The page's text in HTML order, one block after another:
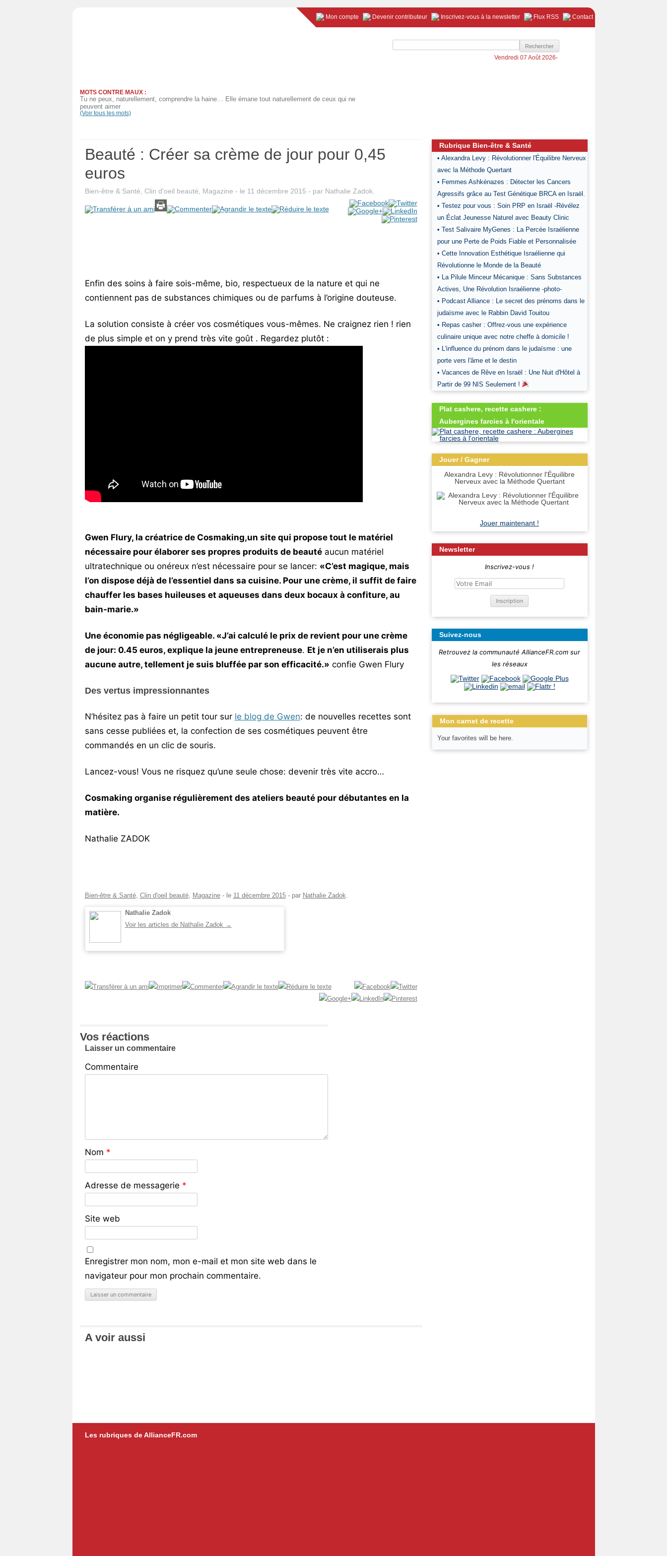
Mon compte Devenir contributeur Inscrivez-vous à la newsletter Flux RSS Contact
MOTS CONTRE MAUX :
Tu ne peux, naturellement, comprendre la haine… Elle émane tout naturellement de ceux qui ne
peuvent aimer
(Voir tous les mots)
Rechercher :
Vendredi 07 Août 2026-
Beauté : Créer sa crème de jour pour 0,45
euros
Bien-être & Santé Clin d'oeil beauté Magazine - le 11 décembre 2015 - par Nathalie Zadok.
Enfin des soins à faire sois-même, bio, respectueux de la nature et qui ne
contiennent pas de substances chimiques ou de parfums à l’origine douteuse.
La solution consiste à créer vos cosmétiques vous-mêmes. Ne craignez rien ! rien
de plus simple et on y prend très vite goût . Regardez plutôt :
Gwen Flury, la créatrice de Cosmaking,un site qui propose tout le matériel
nécessaire pour élaborer ses propres produits de beautéaucun matériel
ultratechnique ou onéreux n’est nécessaire pour se lancer: «C’est magique, mais
l’on dispose déjà de l’essentiel dans sa cuisine. Pour une crème, il suffit de faire
chauffer les bases huileuses et aqueuses dans deux bocaux à confiture, au
bain-marie.»
Une économie pas négligeable. «J’ai calculé le prix de revient pour une crème
de jour: 0.45 euros, explique la jeune entrepreneuse. Et je n’en utiliserais plus
aucune autre, tellement je suis bluffée par son efficacité.» confie Gwen Flury
Des vertus impressionnantes
N’hésitez pas à faire un petit tour sur le blog de Gwen: de nouvelles recettes sont
sans cesse publiées et, la confection de ses cosmétiques peuvent être
commandés en un clic de souris.
Lancez-vous! Vous ne risquez qu’une seule chose: devenir très vite accro…
Cosmaking organise régulièrement des ateliers beauté pour débutantes en la
matière.
Nathalie ZADOK
Bien-être & Santé, Clin d'oeil beauté, Magazine- le 11 décembre 2015- par Nathalie Zadok.
Nathalie Zadok
Voir les articles de Nathalie Zadok →
Vos réactions
Laisser un commentaire
Commentaire
Nom *
Adresse de messagerie *
Site web
Enregistrer mon nom, mon e-mail et mon site web dans le
navigateur pour mon prochain commentaire.
A voir aussi
Rubrique Bien-être & Santé
• Alexandra Levy : Révolutionner l'Équilibre Nerveux
avec la Méthode Quertant
• Femmes Ashkénazes : Détecter les Cancers
Agressifs grâce au Test Génétique BRCA en Israël.
• Testez pour vous : Soin PRP en Israël -Révélez
un Éclat Jeunesse Naturel avec Beauty Clinic
• Test Salivaire MyGenes : La Percée Israélienne
pour une Perte de Poids Fiable et Personnalisée
• Cette Innovation Esthétique Israélienne qui
Révolutionne le Monde de la Beauté
• La Pilule Minceur Mécanique : Sans Substances
Actives, Une Révolution Israélienne -photo-
• Podcast Alliance : Le secret des prénoms dans le
judaïsme avec le Rabbin David Touitou
• Repas casher : Offrez-vous une expérience
culinaire unique avec notre cheffe à domicile !
• L'influence du prénom dans le judaïsme : une
porte vers l'âme et le destin
• Vacances de Rêve en Israël : Une Nuit d'Hôtel à
Partir de 99 NIS Seulement !
Plat cashere, recette cashere :
Aubergines farcies à l'orientale
Jouer / Gagner
Alexandra Levy : Révolutionner l'Équilibre
Nerveux avec la Méthode Quertant
Jouer maintenant !
Newsletter
Inscrivez-vous !
Suivez-nous
Retrouvez la communauté AllianceFR.com sur
les réseaux
Mon carnet de recette
Your favorites will be here.
Les rubriques de AllianceFR.com